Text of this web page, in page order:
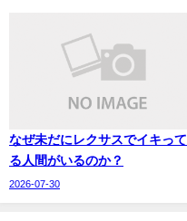
なぜ未だにレクサスでイキって
る人間がいるのか？
2026-07-30